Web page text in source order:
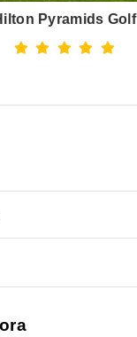
Pyramids Golf